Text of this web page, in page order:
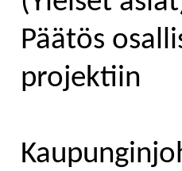
Päätös
projektiin